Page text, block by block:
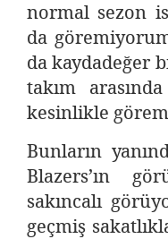
normal sezon
da
da kaydadeğer
takım
kesinlikle
Bunların
Blazers’ın
sakıncalı
geçmiş